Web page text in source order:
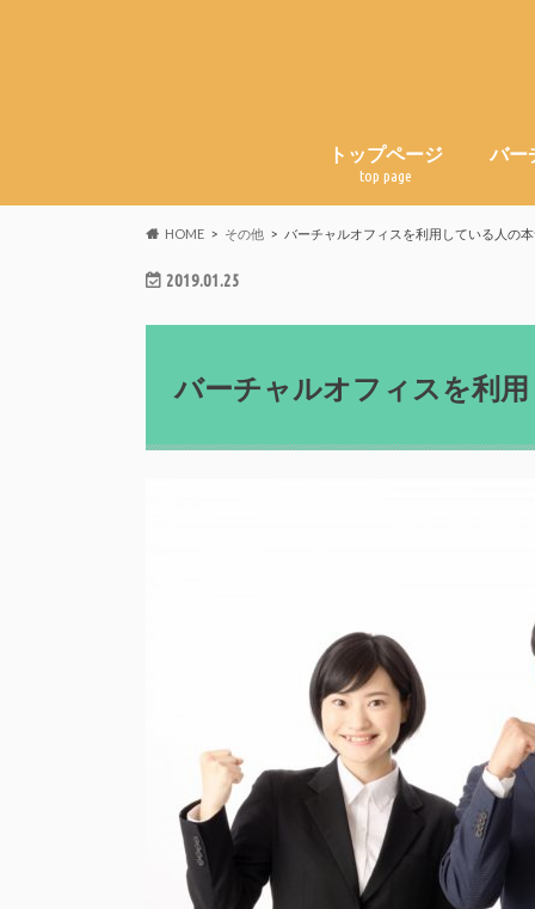
トップページ
top page
バー
HOME その他 バーチャルオフィスを利用している人の
2019.01.25
バーチャルオフィスを利